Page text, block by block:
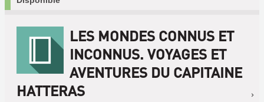
LES MONDES CONNUS ET
INCONNUS. VOYAGES ET
AVENTURES DU CAPITAINE
HATTERAS